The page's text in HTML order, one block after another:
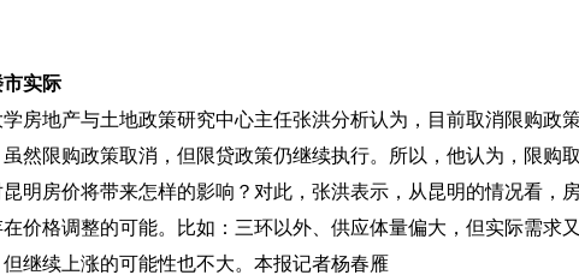
实际
房地产与土地政策研究中心主任张洪分析认为，目前取消限购
然限购政策取消，但限贷政策仍继续执行。所以，他认为，限购
昆明房价将带来怎样的影响？对此，张洪表示，从昆明的情况看
价格调整的可能。比如：三环以外、供应体量偏大，但实际需
继续上涨的可能性也不大。本报记者杨春雁